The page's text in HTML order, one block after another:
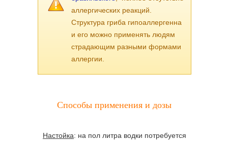
аллергических реакций.
Структура гриба гипоаллергенна
и его можно применять людям
страдающим разными формами
аллергии.
Способы применения и дозы
Настойка: на пол литра водки потребуется